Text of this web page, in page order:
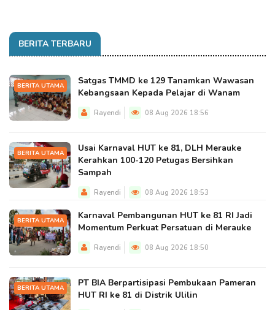
BERITA TERBARU
BERITA UTAMA
Satgas TMMD ke 129 Tanamkan Wawasan
Kebangsaan Kepada Pelajar di Wanam
Rayendi 08 Aug 2026 18:56
BERITA UTAMA
Usai Karnaval HUT ke 81, DLH Merauke
Kerahkan 100-120 Petugas Bersihkan
Sampah
Rayendi 08 Aug 2026 18:53
BERITA UTAMA
Karnaval Pembangunan HUT ke 81 RI Jadi
Momentum Perkuat Persatuan di Merauke
Rayendi 08 Aug 2026 18:50
BERITA UTAMA
PT BIA Berpartisipasi Pembukaan Pameran
HUT RI ke 81 di Distrik Ulilin